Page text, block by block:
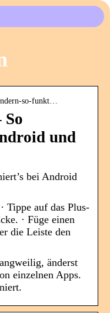
so-funkt…
So
und
bei Android
Tippe auf das Plus-
· Füge einen
die Leiste den
änderst
einzelnen Apps.